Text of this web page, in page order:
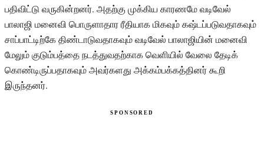
பதிவிட்டு வருகின்றனர். அதற்கு முக்கிய காரணமே வடிவேல்
பாலாஜி மனைவி பொருளாதார ரீதியாக மிகவும் கஷ்டப்படுவதாகவும்
சாப்பாட்டிற்கே திண்டாடுவதாகவும் வடிவேல் பாலாஜியின் மனைவி
மேலும் குடும்பத்தை நடத்துவதற்காக வெளியில் வேலை தேடிக்
கொண்டிருப்பதாகவும் அவர்களது அக்கம்பக்கத்தினர் கூறி
இருந்தனர்.